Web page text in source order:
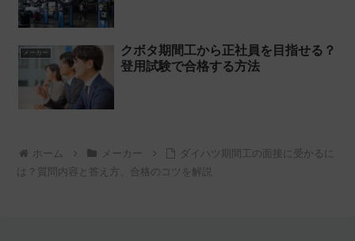
メーカー
クボタ期間工から正社員を目指せる？
登用試験で合格する方法
ホーム メーカー
ダイハツ期間工の面接に受かるに
は？質問内容と答え方、合格のコツを解説